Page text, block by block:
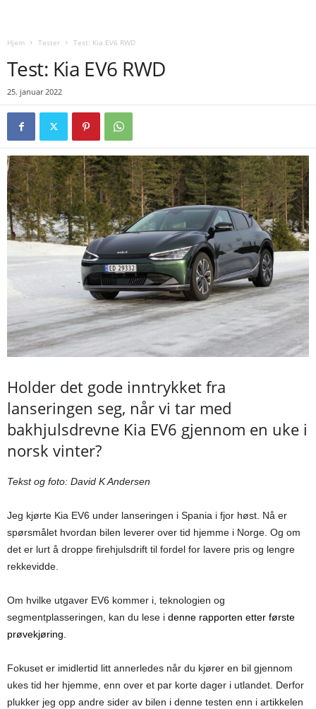
Hjem Tester Test: Kia EV6 RWD
Test: Kia EV6 RWD
25. januar 2022
Holder det gode inntrykket fra
lanseringen seg, når vi tar med
bakhjulsdrevne Kia EV6 gjennom en uke i
norsk vinter?
Tekst og foto: David K Andersen
Jeg kjørte Kia EV6 under lanseringen i Spania i fjor høst. Nå er
spørsmålet hvordan bilen leverer over tid hjemme i Norge. Og om
det er lurt å droppe firehjulsdrift til fordel for lavere pris og lengre
rekkevidde.
Om hvilke utgaver EV6 kommer i, teknologien og
segmentplasseringen, kan du lese i denne rapporten etter første
prøvekjøring.
Fokuset er imidlertid litt annerledes når du kjører en bil gjennom
ukes tid her hjemme, enn over et par korte dager i utlandet. Derfor
plukker jeg opp andre sider av bilen i denne testen enn i artikkelen